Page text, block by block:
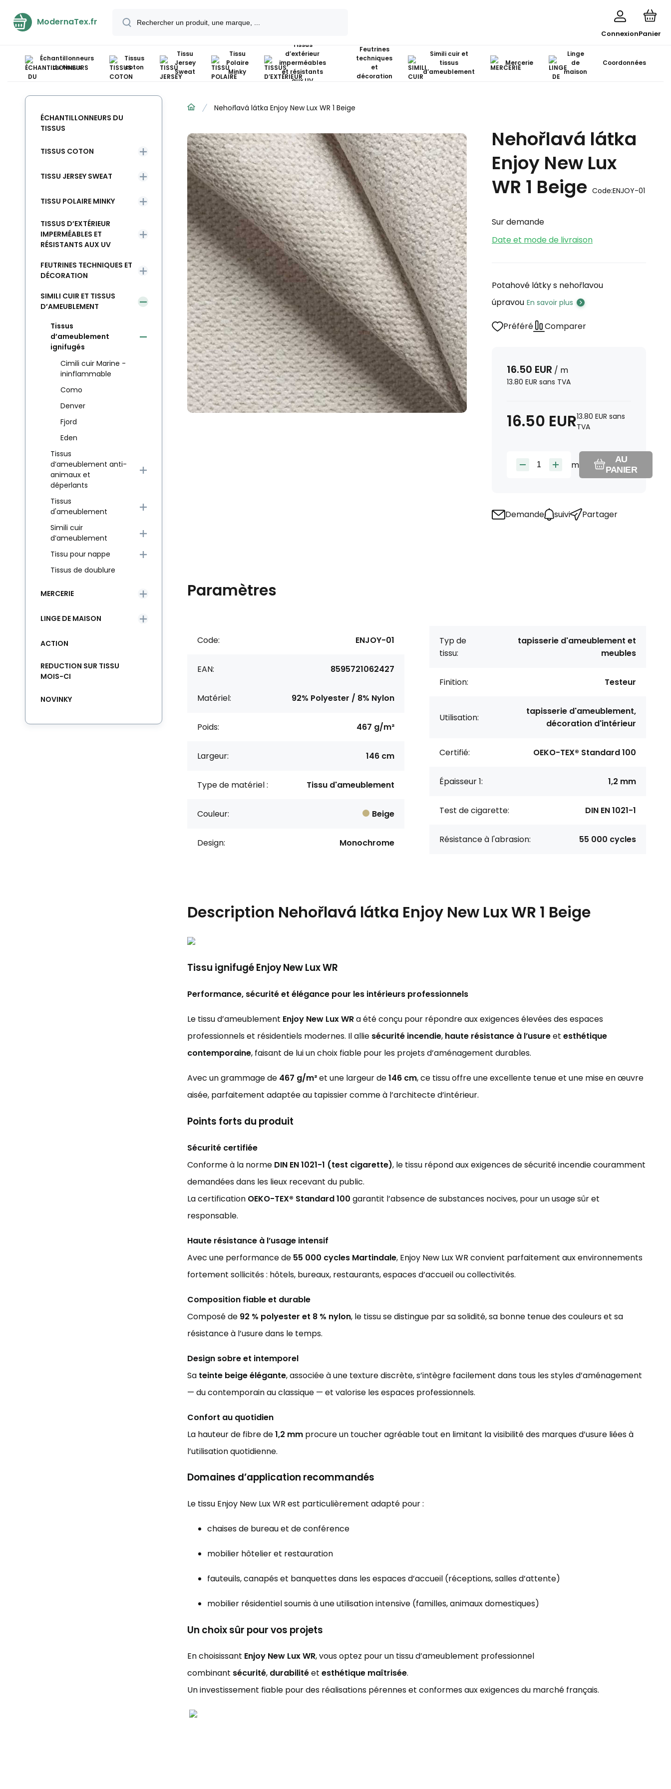
ModernaTex.fr
ConnexionPanier
Échantillonneurs
du tissus
Tissus
coton
Tissu
Jersey
Sweat
Tissu
Polaire
Minky
Tissus
d’extérieur
imperméables
et résistants
aux UV
Feutrines
techniques
et
décoration
Simili cuir et
tissus
d’ameublement
Mercerie
Linge
de
maison
Coordonnées
Nehořlavá látka Enjoy New Lux WR 1 Beige
Nehořlavá látka
Enjoy New Lux
WR 1 Beige Code:ENJOY-01
Sur demande
Date et mode de livraison
Potahové látky s nehořlavou
úpravou En savoir plus
Préféré Comparer
16.50 EUR / m
13.80 EUR sans TVA
16.50 EUR13.80 EUR sans
TVA
m
AU
PANIER
Demande suivi Partager
Paramètres
Code: ENJOY-01
EAN: 8595721062427
Matériel: 92% Polyester / 8% Nylon
Poids: 467 g/m²
Largeur: 146 cm
Type de matériel : Tissu d'ameublement
Couleur: Beige
Design: Monochrome
Typ de
tissu:
tapisserie d'ameublement et
meubles
Finition: Testeur
Utilisation:
tapisserie d'ameublement,
décoration d'intérieur
Certifié: OEKO-TEX® Standard 100
Épaisseur 1: 1,2 mm
Test de cigarette: DIN EN 1021-1
Résistance à l'abrasion: 55 000 cycles
Description Nehořlavá látka Enjoy New Lux WR 1 Beige
Tissu ignifugé Enjoy New Lux WR
Performance, sécurité et élégance pour les intérieurs professionnels
Le tissu d’ameublement Enjoy New Lux WRa été conçu pour répondre aux exigences élevées des espaces
professionnels et résidentiels modernes. Il allie sécurité incendie, haute résistance à l’usureet esthétique
contemporaine, faisant de lui un choix fiable pour les projets d’aménagement durables.
Avec un grammage de 467 g/m²et une largeur de146 cm, ce tissu offre une excellente tenue et une mise en œuvre
aisée, parfaitement adaptée au tapissier comme à l’architecte d’intérieur.
Points forts du produit
Sécurité certifiée
Conforme à la norme DIN EN 1021-1 (test cigarette), le tissu répond aux exigences de sécurité incendie couramment
demandées dans les lieux recevant du public.
La certification OEKO-TEX® Standard 100 garantit l’absence de substances nocives, pour un usage sûr et
responsable.
Haute résistance à l’usage intensif
Avec une performance de 55 000 cycles Martindale, Enjoy New Lux WR convient parfaitement aux environnements
fortement sollicités : hôtels, bureaux, restaurants, espaces d’accueil ou collectivités.
Composition fiable et durable
Composé de 92 % polyester et 8 % nylon, le tissu se distingue par sa solidité, sa bonne tenue des couleurs et sa
résistance à l’usure dans le temps.
Design sobre et intemporel
Sa teinte beige élégante, associée à une texture discrète, s’intègre facilement dans tous les styles d’aménagement
— du contemporain au classique — et valorise les espaces professionnels.
Confort au quotidien
La hauteur de fibre de1,2 mm procure un toucher agréable tout en limitant la visibilité des marques d’usure liées à
l’utilisation quotidienne.
Domaines d’application recommandés
Le tissu Enjoy New Lux WR est particulièrement adapté pour :
chaises de bureau et de conférence
mobilier hôtelier et restauration
fauteuils, canapés et banquettes dans les espaces d’accueil (réceptions, salles d’attente)
mobilier résidentiel soumis à une utilisation intensive (familles, animaux domestiques)
Un choix sûr pour vos projets
En choisissant Enjoy New Lux WR, vous optez pour un tissu d’ameublement professionnel
combinant sécurité, durabilitéet esthétique maîtrisée.
Un investissement fiable pour des réalisations pérennes et conformes aux exigences du marché français.
ÉCHANTILLONNEURS DU
TISSUS
TISSUS COTON
TISSU JERSEY SWEAT
TISSU POLAIRE MINKY
TISSUS D’EXTÉRIEUR
IMPERMÉABLES ET
RÉSISTANTS AUX UV
FEUTRINES TECHNIQUES ET
DÉCORATION
SIMILI CUIR ET TISSUS
D’AMEUBLEMENT
Tissus
d’ameublement
ignifugés
Cimili cuir Marine -
ininflammable
Como
Denver
Fjord
Eden
Tissus
d’ameublement anti-
animaux et
déperlants
Tissus
d'ameublement
Simili cuir
d’ameublement
Tissu pour nappe
Tissus de doublure
MERCERIE
LINGE DE MAISON
ACTION
REDUCTION SUR TISSU
MOIS-CI
NOVINKY